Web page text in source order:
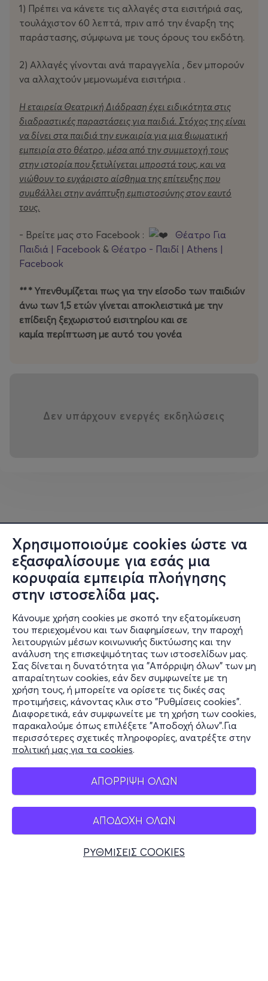
Χρησιμοποιούμε cookies ώστε να
εξασφαλίσουμε για εσάς μια
κορυφαία εμπειρία πλοήγησης
στην ιστοσελίδα μας.
Κάνουμε χρήση cookies με σκοπό την εξατομίκευση
του περιεχομένου και των διαφημίσεων, την παροχή
λειτουργιών μέσων κοινωνικής δικτύωσης και την
ανάλυση της επισκεψιμότητας των ιστοσελίδων μας.
Σας δίνεται η δυνατότητα για "Απόρριψη όλων" των μη
απαραίτητων cookies, εάν δεν συμφωνείτε με τη
χρήση τους, ή μπορείτε να ορίσετε τις δικές σας
προτιμήσεις, κάνοντας κλικ στο "Ρυθμίσεις cookies".
Διαφορετικά, εάν συμφωνείτε με τη χρήση των cookies,
παρακαλούμε όπως επιλέξετε "Αποδοχή όλων".Για
περισσότερες σχετικές πληροφορίες, ανατρέξτε στην
πολιτική μας για τα cookies.
ΑΠΟΡΡΙΨΗ ΟΛΩΝ
ΑΠΟΔΟΧΗ ΟΛΩΝ
ΡΥΘΜΙΣΕΙΣ COOKIES
1) Πρέπει να κάνετε τις αλλαγές στα εισιτήριά σας,
τουλάχιστον 60 λεπτά, πριν από την έναρξη της
παράστασης, σύμφωνα με τους όρους του εκδότη.
2) Αλλαγές γίνονται ανά παραγγελία , δεν μπορούν
να αλλαχτούν μεμονωμένα εισιτήρια .
Η εταιρεία Θεατρική Διάδραση έχει ειδικότητα στις
διαδραστικές παραστάσεις για παιδιά. Στόχος της είναι
να δίνει στα παιδιά την ευκαιρία για μια βιωματική
εμπειρία στο θέατρο, μέσα από την συμμετοχή τους
στην ιστορία που ξετυλίγεται μπροστά τους, και να
νιώθουν το ευχάριστο αίσθημα της επίτευξης που
συμβάλλει στην ανάπτυξη εμπιστοσύνης στον εαυτό
τους.
- Βρείτε μας στο Facebook :
Θέατρο Για
Παιδιά | Facebook & Θέατρo - Παιδί | Athens |
Facebook
*** Υπενθυμίζεται πως για την είσοδο των παιδιών
άνω των 1,5 ετών γίνεται αποκλειστικά με την
επίδειξη ξεχωριστού εισιτηρίου και σε
καμία περίπτωση με αυτό του γονέα
Δεν υπάρχουν ενεργές εκδηλώσεις
Πληροφορίες
Υποστήριξη
Stay Connected
Mobile app